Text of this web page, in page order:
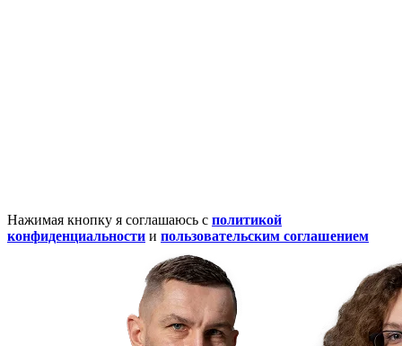
Нажимая кнопку я соглашаюсь с политикой
конфиденциальности и пользовательским соглашением